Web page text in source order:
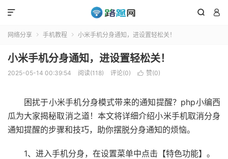
 

网络分享  手机教程  小米手机分身通知，进设置轻松关！
小米手机分身通知，进设置轻松关！
2025-05-14 00:39:54 阅读(118) 评论(0)  赞(0)
困扰于小米手机分身模式带来的通知提醒？php小编西
瓜为大家揭秘取消之道！本文将详细介绍小米手机取消分身
通知提醒的步骤和技巧，助你摆脱分身通知的烦恼。
1、进入手机分身，在设置菜单中点击【特色功能】。